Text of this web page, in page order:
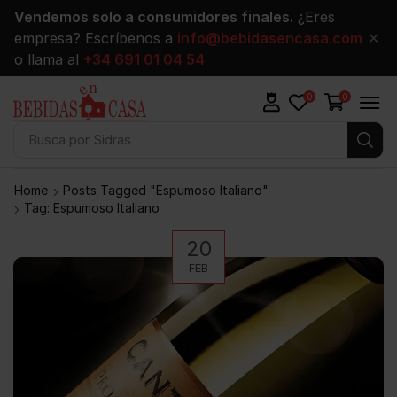
Vendemos solo a consumidores finales. ¿Eres
empresa? Escríbenos a info@bebidasencasa.com
o llama al +34 691 01 04 54
✕
Busca por Sidras
0 0
Home
Posts Tagged "espumoso Italiano"
Tag: Espumoso Italiano
20
FEB